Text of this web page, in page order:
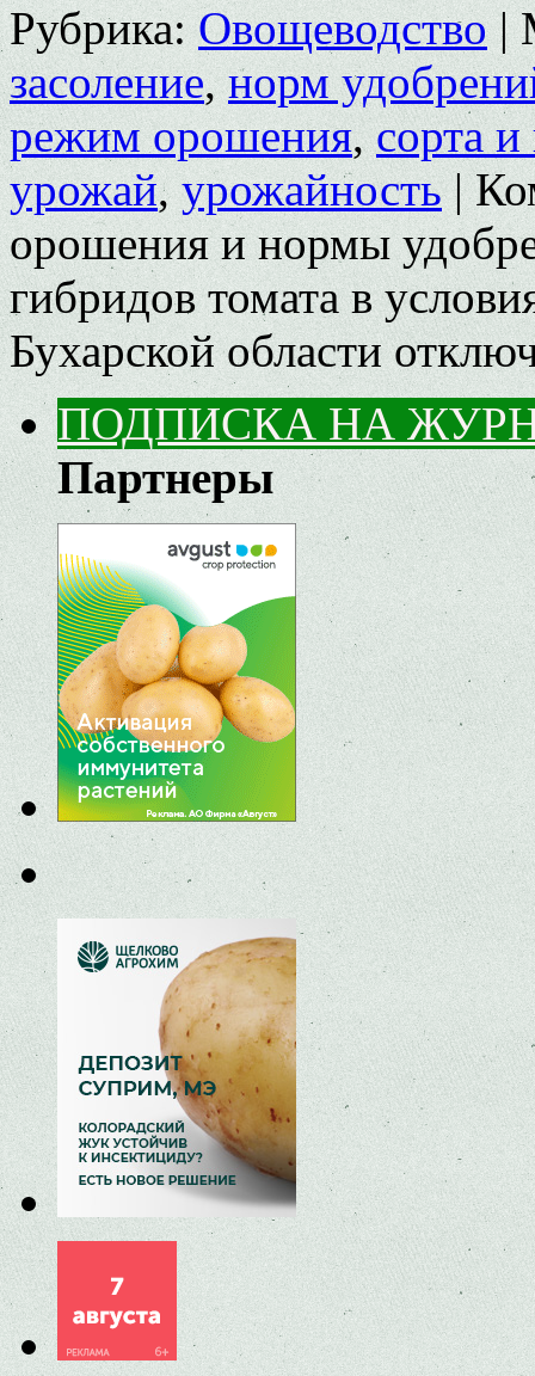
Рубрика: Овощеводство |
засоление,норм
режим орошения,сорта
урожай,урожайность |
орошения и нормы
гибридов томата в
Бухарской области
ПОДПИСКА НА
Партнеры